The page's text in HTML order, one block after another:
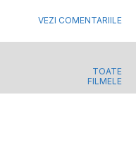
VEZI COMENTARIILE
TOATE
FILMELE